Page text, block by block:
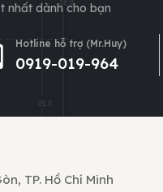
nhất dành cho bạn
Hotline hỗ trợ (Mr.Huy)
0919-019-964
TP. Hồ Chí Minh